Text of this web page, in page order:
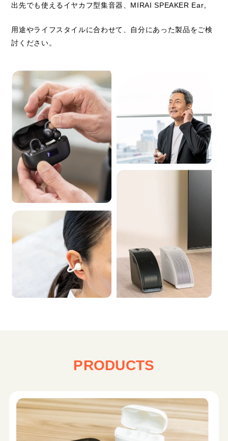
出先でも使えるイヤカフ型集音器、MIRAI SPEAKER Ear。
用途やライフスタイルに合わせて、 自分にあった製品をご検
討ください。
PRODUCTS